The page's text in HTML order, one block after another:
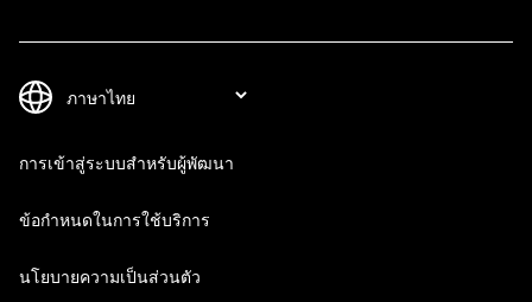
การเข้าสู่ระบบสำหรับผู้พัฒนา
ข้อกำหนดในการใช้บริการ
นโยบายความเป็นส่วนตัว